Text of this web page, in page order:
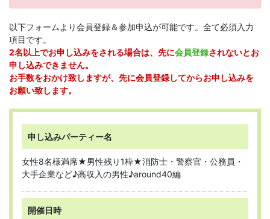
以下フォームより会員登録＆参加申込が可能です。全て必須入力
項目です。
2名以上でお申し込みをされる場合は、先に会員登録されないとお
申し込みできません。
お手数をおかけ致しますが、先に会員登録してからお申し込みを
お願い致します。
申し込みパーティー名
女性8名様満席★男性残り1枠★消防士・警察官・公務員・
大手企業など♪高収入の男性♪around40編
開催日時